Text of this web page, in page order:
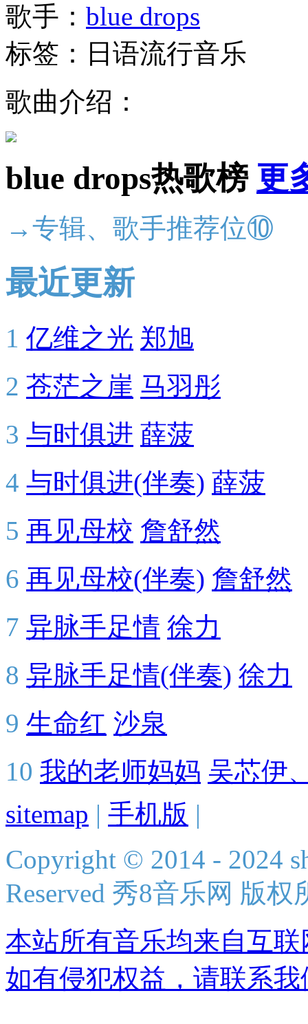
歌手： blue drops
标签：日语流行音乐
歌曲介绍：
blue drops热歌榜 更
→专辑、歌手推荐位⑩
最近更新
1 亿维之光 郑旭
2 苍茫之崖 马羽彤
3 与时俱进 薛菠
4 与时俱进(伴奏) 薛菠
5 再见母校 詹舒然
6 再见母校(伴奏) 詹舒然
7 异脉手足情 徐力
8 异脉手足情(伴奏) 徐力
9 生命红 沙泉
10 我的老师妈妈 吴芯伊
sitemap | 手机版 |
Copyright © 2014 - 2024
Reserved 秀8音乐网 版权
本站所有音乐均来自互
如有侵犯权益，请联系